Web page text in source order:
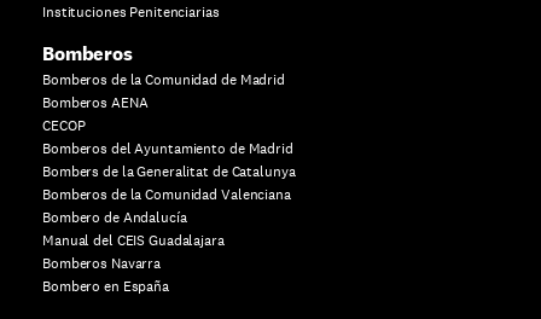
Instituciones Penitenciarias
Bomberos
Bomberos de la Comunidad de Madrid
Bomberos AENA
CECOP
Bomberos del Ayuntamiento de Madrid
Bombers de la Generalitat de Catalunya
Bomberos de la Comunidad Valenciana
Bombero de Andalucía
Manual del CEIS Guadalajara
Bomberos Navarra
Bombero en España